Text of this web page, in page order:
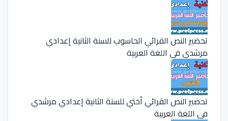
تحضير النص القرائي الحاسوب للسنة الثانية إعدادي
مرشدي في اللغة العربية
تحضير النص القرائي أختي للسنة الثانية إعدادي مرشدي
في اللغة العربية